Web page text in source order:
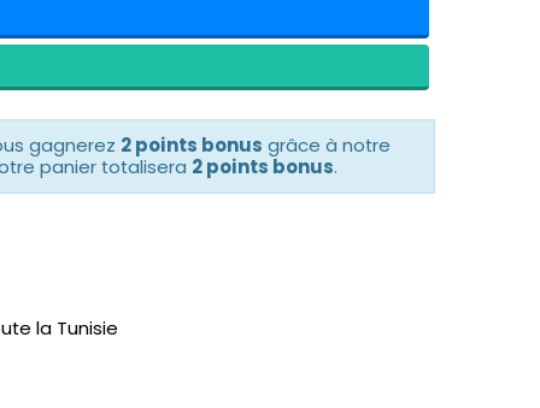
gagnerez 2 points bonus grâce à notre
panier totalisera 2 points bonus.
la Tunisie